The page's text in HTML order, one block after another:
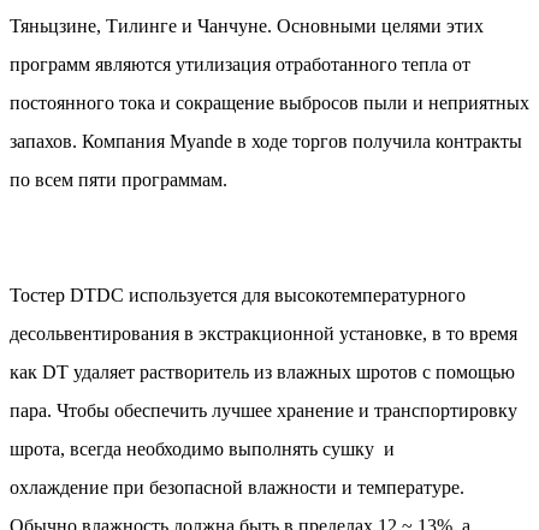
Тяньцзине, Тилинге и Чанчуне. Основными целями этих
программ являются утилизация отработанного тепла от
постоянного тока и сокращение выбросов пыли и неприятных
запахов. Компания Myande в ходе торгов получила контракты
по всем пяти программам.
Тостер DTDC используется для высокотемпературного
десольвентирования в экстракционной установке, в то время
как DT удаляет растворитель из влажных шротов с помощью
пара. Чтобы обеспечить лучшее хранение и транспортировку
шрота, всегда необходимо выполнять сушку и
охлаждение при безопасной влажности и температуре.